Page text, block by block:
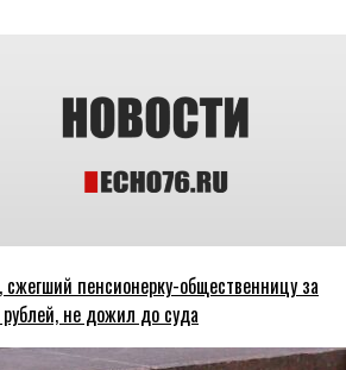
сжегший пенсионерку-общественницу за
не дожил до суда